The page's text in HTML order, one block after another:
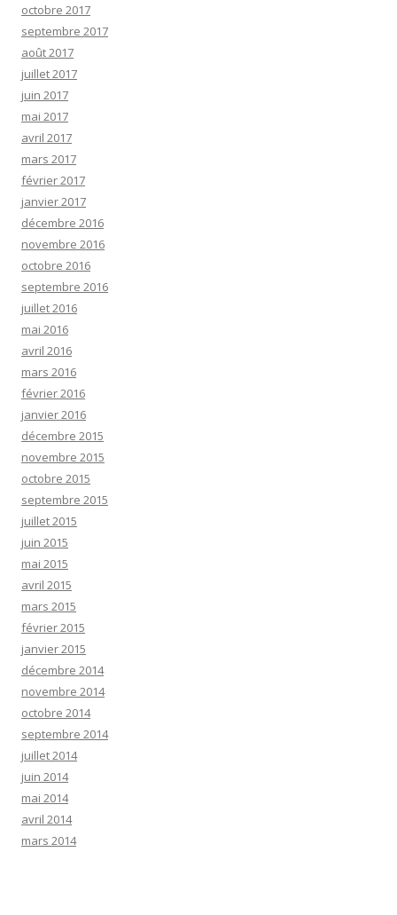
octobre 2017
septembre 2017
août 2017
juillet 2017
juin 2017
mai 2017
avril 2017
mars 2017
février 2017
janvier 2017
décembre 2016
novembre 2016
octobre 2016
septembre 2016
juillet 2016
mai 2016
avril 2016
mars 2016
février 2016
janvier 2016
décembre 2015
novembre 2015
octobre 2015
septembre 2015
juillet 2015
juin 2015
mai 2015
avril 2015
mars 2015
février 2015
janvier 2015
décembre 2014
novembre 2014
octobre 2014
septembre 2014
juillet 2014
juin 2014
mai 2014
avril 2014
mars 2014